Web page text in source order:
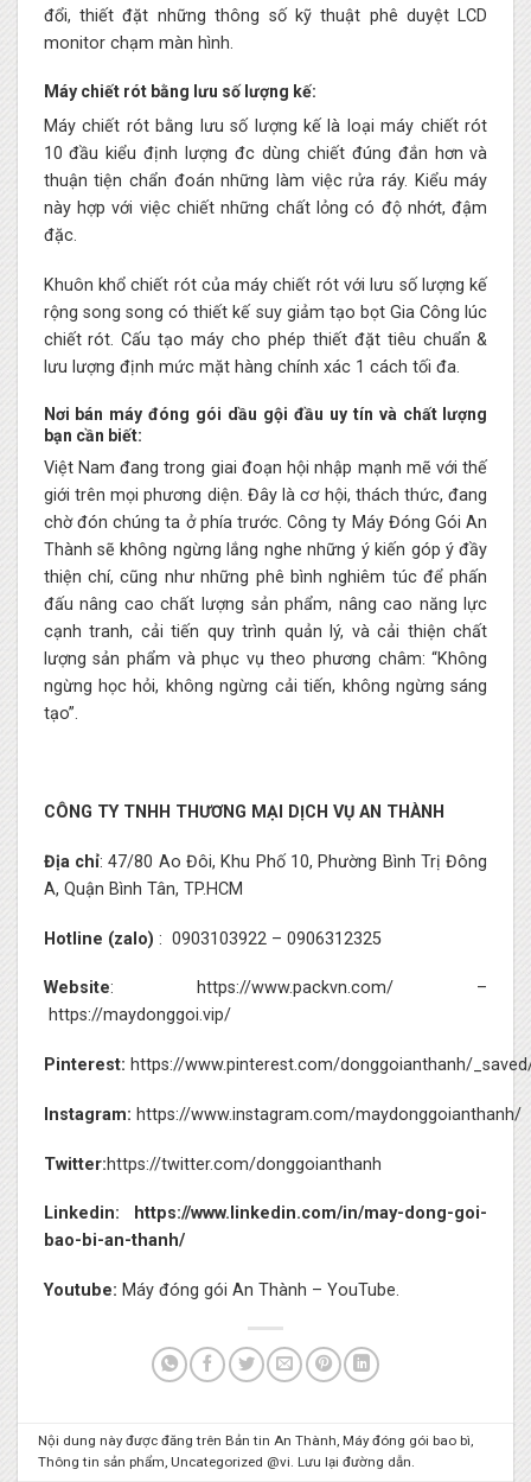
đổi, thiết đặt những thông số kỹ thuật phê duyệt LCD
monitor chạm màn hình.
Máy chiết rót bằng lưu số lượng kế:
Máy chiết rót bằng lưu số lượng kế là loại máy chiết rót
10 đầu kiểu định lượng đc dùng chiết đúng đắn hơn và
thuận tiện chẩn đoán những làm việc rửa ráy. Kiểu máy
này hợp với việc chiết những chất lỏng có độ nhớt, đậm
đặc.
Khuôn khổ chiết rót của máy chiết rót với lưu số lượng kế
rộng song song có thiết kế suy giảm tạo bọt Gia Công lúc
chiết rót. Cấu tạo máy cho phép thiết đặt tiêu chuẩn &
lưu lượng định mức mặt hàng chính xác 1 cách tối đa.
Nơi bán máy đóng gói dầu gội đầu uy tín và chất lượng
bạn cần biết:
Việt Nam đang trong giai đoạn hội nhập mạnh mẽ với thế
giới trên mọi phương diện. Đây là cơ hội, thách thức, đang
chờ đón chúng ta ở phía trước. Công ty Máy Đóng Gói An
Thành sẽ không ngừng lắng nghe những ý kiến góp ý đầy
thiện chí, cũng như những phê bình nghiêm túc để phấn
đấu nâng cao chất lượng sản phẩm, nâng cao năng lực
cạnh tranh, cải tiến quy trình quản lý, và cải thiện chất
lượng sản phẩm và phục vụ theo phương châm: “Không
ngừng học hỏi, không ngừng cải tiến, không ngừng sáng
tạo”.
CÔNG TY TNHH THƯƠNG MẠI DỊCH VỤ AN THÀNH
Địa chỉ: 47/80 Ao Đôi, Khu Phố 10, Phường Bình Trị Đông
A, Quận Bình Tân, TP.HCM
Hotline (zalo) : 0903103922– 0906312325
Website: https://www.packvn.com/ –
https://maydonggoi.vip/
Pinterest: https://www.pinterest.com/donggoianthanh/
Instagram: https://www.instagram.com/maydonggoianthanh/
Twitter:https://twitter.com/donggoianthanh
Linkedin:
https://www.linkedin.com/in/may-dong-goi-
bao-bi-an-thanh/
Youtube: Máy đóng gói An Thành – YouTube.
Nội dung này được đăng trên Bản tin An Thành, Máy đóng gói bao bì,
Thông tin sản phẩm, Uncategorized @vi. Lưu lạiđường dẫn.